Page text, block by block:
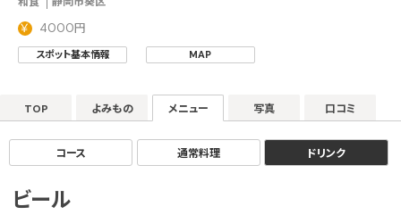
4000円
スポット基本情報 MAP
TOP よみもの メニュー 写真 口コミ
コース 通常料理 ドリンク
ビール